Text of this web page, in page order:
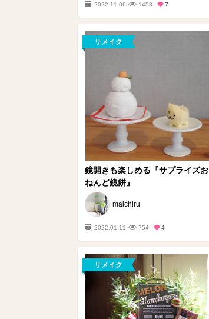
2022.11.06 1453 7
リメイク
鏡開きも楽しめる『サプライズお
ねんど鏡餅』
maichiru
2022.01.11 754 4
リメイク